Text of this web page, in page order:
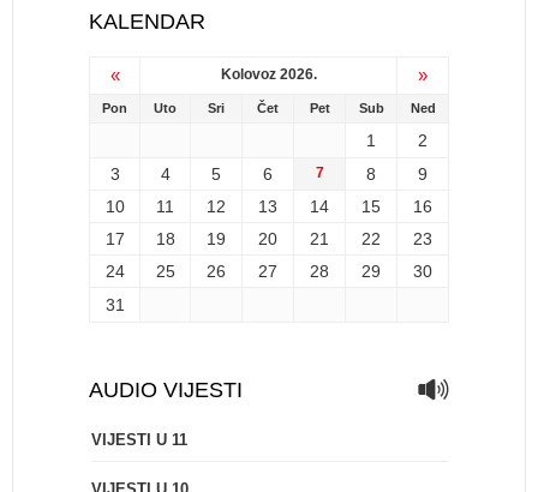
KALENDAR
« Kolovoz 2026. »
Pon Uto Sri Čet Pet Sub Ned
1
2
3
4 5 6 7 8
9
10
11 12 13 14 15
16
17
18 19 20 21 22
23
24
25 26 27 28 29
30
31
AUDIO VIJESTI
VIJESTI U 11